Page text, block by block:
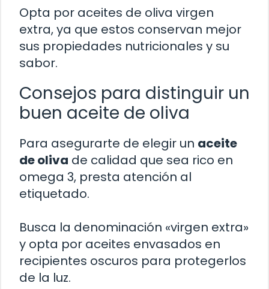
Opta por aceites de oliva virgen
extra, ya que estos conservan mejor
sus propiedades nutricionales y su
sabor.
Consejos para distinguir un
buen aceite de oliva
Para asegurarte de elegir un aceite
de oliva de calidad que sea rico en
omega 3, presta atención al
etiquetado.
Busca la denominación «virgen extra»
y opta por aceites envasados en
recipientes oscuros para protegerlos
de la luz.